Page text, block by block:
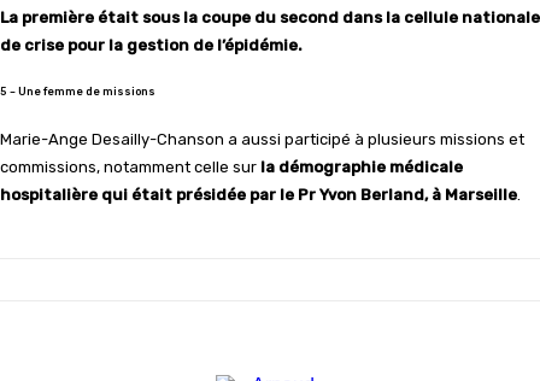
La première était sous la coupe du second dans la cellule nationale
de crise pour la gestion de l’épidémie.
5 – Une femme de missions
Marie-Ange Desailly-Chanson a aussi participé à plusieurs missions et
commissions, notamment celle sur la démographie médicale
hospitalière qui était présidée par le Pr Yvon Berland, à Marseille.